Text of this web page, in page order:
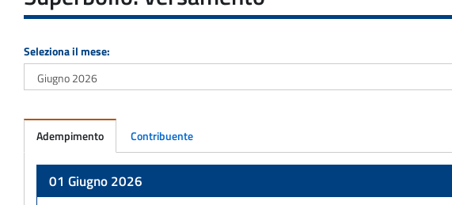
Seleziona il mese:
Adempimento Contribuente
01 Giugno 2026